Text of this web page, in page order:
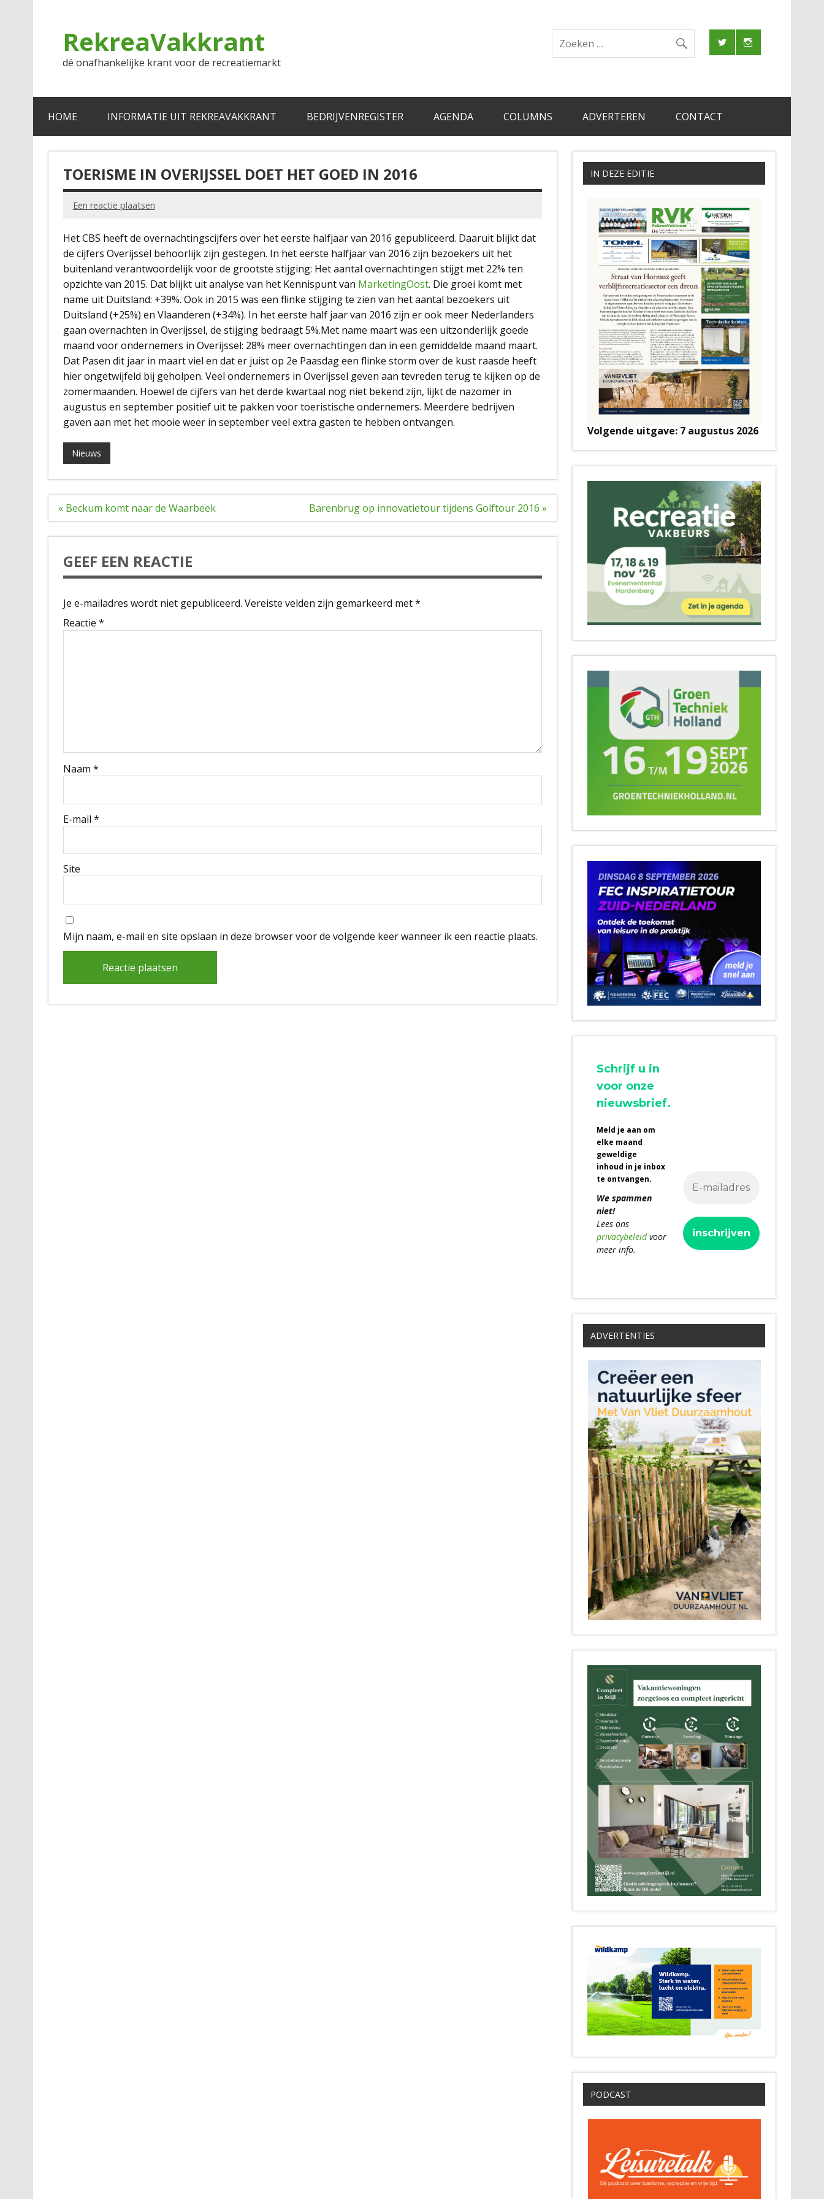
RekreaVakkrant
dé onafhankelijke krant voor de recreatiemarkt
HOME INFORMATIE UIT REKREAVAKKRANT BEDRIJVENREGISTER AGENDA COLUMNS ADVERTEREN CONTACT
TOERISME IN OVERIJSSEL DOET HET GOED IN 2016
Een reactie plaatsen
Het CBS heeft de overnachtingscijfers over het eerste halfjaar van 2016 gepubliceerd. Daaruit blijkt dat
de cijfers Overijssel behoorlijk zijn gestegen. In het eerste halfjaar van 2016 zijn bezoekers uit het
buitenland verantwoordelijk voor de grootste stijging: Het aantal overnachtingen stijgt met 22% ten
opzichte van 2015. Dat blijkt uit analyse van het Kennispunt van MarketingOost. Die groei komt met
name uit Duitsland: +39%. Ook in 2015 was een flinke stijging te zien van het aantal bezoekers uit
Duitsland (+25%) en Vlaanderen (+34%). In het eerste half jaar van 2016 zijn er ook meer Nederlanders
gaan overnachten in Overijssel, de stijging bedraagt 5%.Met name maart was een uitzonderlijk goede
maand voor ondernemers in Overijssel: 28% meer overnachtingen dan in een gemiddelde maand maart.
Dat Pasen dit jaar in maart viel en dat er juist op 2e Paasdag een flinke storm over de kust raasde heeft
hier ongetwijfeld bij geholpen. Veel ondernemers in Overijssel geven aan tevreden terug te kijken op de
zomermaanden. Hoewel de cijfers van het derde kwartaal nog niet bekend zijn, lijkt de nazomer in
augustus en september positief uit te pakken voor toeristische ondernemers. Meerdere bedrijven
gaven aan met het mooie weer in september veel extra gasten te hebben ontvangen.
Nieuws
Bericht
« Beckum komt naar de Waarbeek Barenbrug op innovatietour tijdens Golftour 2016 »
GEEF EEN REACTIE
Je e-mailadres wordt niet gepubliceerd. Vereiste velden zijn gemarkeerd met*
Reactie *
Naam *
E-mail *
Site
Mijn naam, e-mail en site opslaan in deze browser voor de volgende keer wanneer ik een reactie plaats.
Alternative:
IN DEZE EDITIE
Volgende uitgave: 7 augustus 2026
Schrijf u in
voor onze
nieuwsbrief.
Meld je aan om
elke maand
geweldige
inhoud in je inbox
te ontvangen.
We spammen
niet!
Lees ons
privacybeleidvoor
meer info.
ADVERTENTIES
PODCAST